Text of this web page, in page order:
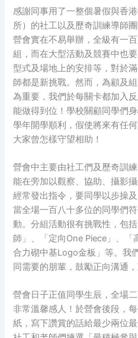
感謝同事用了一整個暑假與香
所）的社工以及歷奇訓練導師
營會實在不易舉辦，全級有一
組，而在大型活動及競賽中也
型式及場地上的安排等，對於
師都是新挑戰。然而，為顧及
為重要，我們於每關卡都加入
能做得到位！學校關顧同學們
學年開學順利，假使將來有任
大家曾怎樣守望相助！
營會中主要由社工們及歷奇訓
能在旁加以觀察、協助、攝影
經常發出指令，要同學以步操
當全場一百八十多位的同學們
動。分組活動很有挑戰性，包
師」、「定向One Piece」、
合力砌中基Logo金板」等。我
同需要的朋輩，鼓勵正向溝通，
營會日子正值同學生辰，全場
非常溫馨感人！於營會後段，
紙，寫下讚賞的話給最少兩位